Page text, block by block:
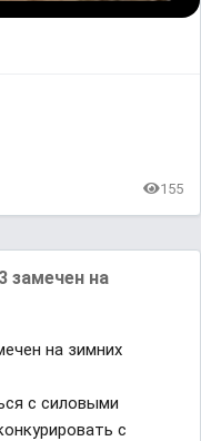
155
замечен на
на зимних
с силовыми
с